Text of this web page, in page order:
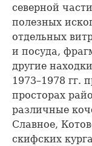
северной
полезных
отдельных
и посуда,
другие
1973–1978 гг.
просторах
различные
Славное,
скифских